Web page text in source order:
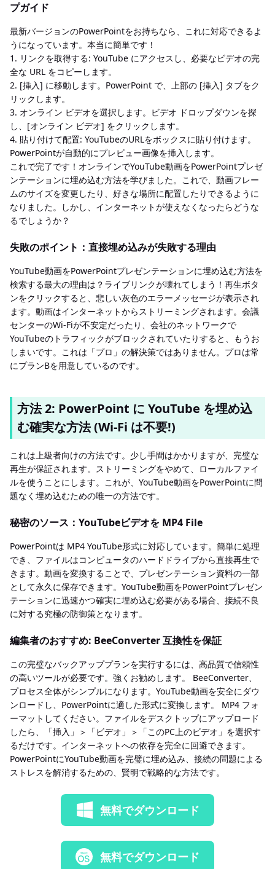
プガイド
最新バージョンのPowerPointをお持ちなら、これに対応できるよ
うになっています。本当に簡単です！
1. リンクを取得する: YouTube にアクセスし、必要なビデオの完
全な URL をコピーします。
2. [挿入] に移動します。PowerPoint で、上部の [挿入] タブをク
リックします。
3. オンライン ビデオを選択します。ビデオ ドロップダウンを探
し、[オンライン ビデオ] をクリックします。
4. 貼り付けて配置: YouTubeのURLをボックスに貼り付けます。
PowerPointが自動的にプレビュー画像を挿入します。
これで完了です！オンラインでYouTube動画をPowerPointプレゼ
ンテーションに埋め込む方法を学びました。これで、動画フレー
ムのサイズを変更したり、好きな場所に配置したりできるように
なりました。しかし、インターネットが使えなくなったらどうな
るでしょうか？
失敗のポイント：直接埋め込みが失敗する理由
YouTube動画をPowerPointプレゼンテーションに埋め込む方法を
検索する最大の理由は？ライブリンクが壊れてしまう！再生ボタ
ンをクリックすると、悲しい灰色のエラーメッセージが表示され
ます。動画はインターネットからストリーミングされます。会議
センターのWi-Fiが不安定だったり、会社のネットワークで
YouTubeのトラフィックがブロックされていたりすると、もうお
しまいです。これは「プロ」の解決策ではありません。プロは常
にプランBを用意しているのです。
方法 2: PowerPoint に YouTube を埋め込
む確実な方法 (Wi-Fi は不要!)
これは上級者向けの方法です。少し手間はかかりますが、完璧な
再生が保証されます。ストリーミングをやめて、ローカルファイ
ルを使うことにします。これが、YouTube動画をPowerPointに問
題なく埋め込むための唯一の方法です。
秘密のソース：YouTubeビデオを MP4 File
PowerPointは MP4 YouTube形式に対応しています。簡単に処理
でき、ファイルはコンピュータのハードドライブから直接再生で
きます。動画を変換することで、プレゼンテーション資料の一部
として永久に保存できます。YouTube動画をPowerPointプレゼン
テーションに迅速かつ確実に埋め込む必要がある場合、接続不良
に対する究極の防御策となります。
編集者のおすすめ: BeeConverter 互換性を保証
この完璧なバックアッププランを実行するには、高品質で信頼性
の高いツールが必要です。強くお勧めします。 BeeConverter、
プロセス全体がシンプルになります。YouTube動画を安全にダウ
ンロードし、PowerPointに適した形式に変換します。 MP4 フォ
ーマットしてください。ファイルをデスクトップにアップロード
したら、「挿入」＞「ビデオ」＞「このPC上のビデオ」を選択す
るだけです。インターネットへの依存を完全に回避できます。
PowerPointにYouTube動画を完璧に埋め込み、接続の問題による
ストレスを解消するための、賢明で戦略的な方法です。
無料でダウンロード
無料でダウンロード